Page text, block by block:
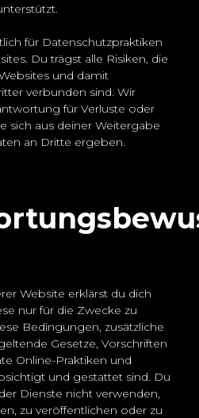
für Datenschutzpraktiken
Du trägst alle Risiken, die
und damit
verbunden sind. Wir
für Verluste oder
sich aus deiner Weitergabe
an Dritte ergeben.
Website erklärst du dich
nur für die Zwecke zu
Bedingungen, zusätzliche
Gesetze, Vorschriften
Online-Praktiken und
und gestattet sind. Du
Dienste nicht verwenden,
zu veröffentlichen oder zu